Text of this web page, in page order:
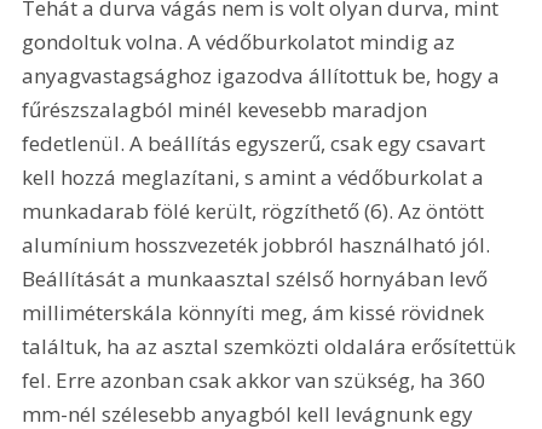
Tehát a durva vágás nem is volt olyan durva, mint
gondoltuk volna. A védőburkolatot mindig az
anyagvastagsághoz igazodva állítottuk be, hogy a
fűrészszalagból minél kevesebb maradjon
fedetlenül. A beállítás egyszerű, csak egy csavart
kell hozzá meglazítani, s amint a védőburkolat a
munkadarab fölé került, rögzíthető (6). Az öntött
alumínium hosszvezeték jobbról használható jól.
Beállítását a munkaasztal szélső hornyában levő
milliméterskála könnyíti meg, ám kissé rövidnek
találtuk, ha az asztal szemközti oldalára erősítettük
fel. Erre azonban csak akkor van szükség, ha 360
mm-nél szélesebb anyagból kell levágnunk egy